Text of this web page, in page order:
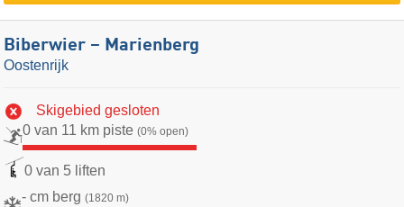
Biberwier – Marienberg
Oostenrijk
Skigebied gesloten
0 van 11 km piste (0% open)
0 van 5 liften
- cm berg (1820 m)